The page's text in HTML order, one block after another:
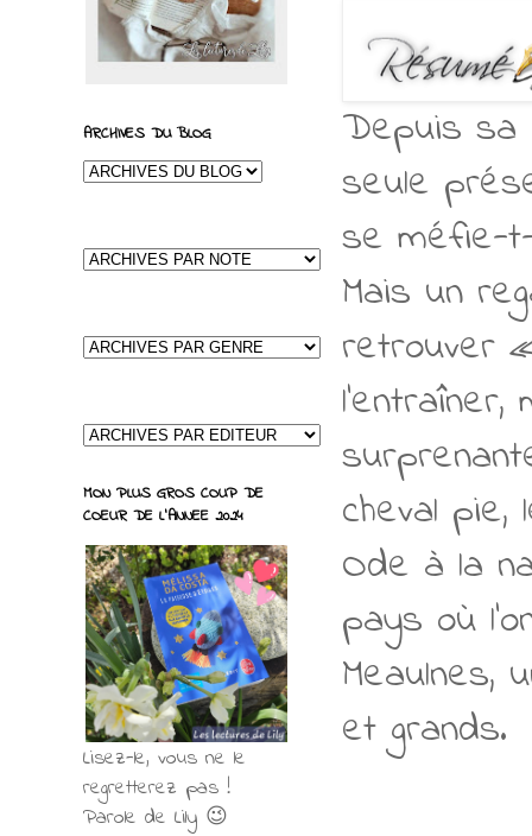
Depuis sa
seule
se méfie-
Mais un
retrouver
l'entraîner,
cheval
Ode à la
pays où
Meaulnes,
et grands.
ARCHIVES DU BLOG
MON PLUS GROS COUP DE
COEUR DE L'ANNEE 2024
Lisez-le, vous ne le
regretterez pas !
Parole de Lily 😉